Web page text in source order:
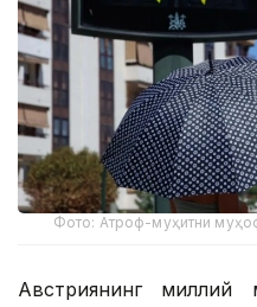
Фото: Атроф-муҳитни
Австриянинг миллий